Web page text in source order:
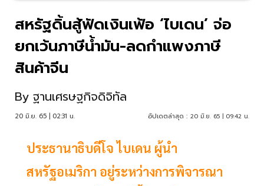
สหรัฐดิ้นสู้ฟัดเงินเฟ้อ ‘ไบเดน’ จ่อ
ยกเว้นภาษีน้ำมัน-ลดกำแพงภาษี
สินค้าจีน
By ฐานเศรษฐกิจดิจิทัล
20 มิ.ย. 65 | 02:31 น. อัปเดตล่าสุด : 20 มิ.ย. 65 | 09:42 น.
ประธานาธิบดีโจ ไบเดน ผู้นำ
สหรัฐอเมริกา อยู่ระหว่างการพิจารณา